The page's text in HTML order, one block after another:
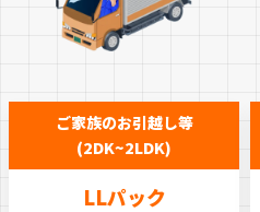
ご家族のお引越し等
(2DK~2LDK)
LLパック